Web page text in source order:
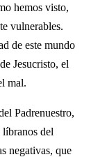
hemos visto,
vulnerables.
de este mundo
Jesucristo, el
mal.
Padrenuestro,
del
negativas, que